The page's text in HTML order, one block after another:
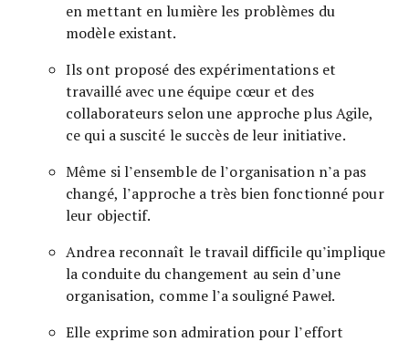
en mettant en lumière les problèmes du
modèle existant.
Ils ont proposé des expérimentations et
travaillé avec une équipe cœur et des
collaborateurs selon une approche plus Agile,
ce qui a suscité le succès de leur initiative.
Même si l’ensemble de l’organisation n’a pas
changé, l’approche a très bien fonctionné pour
leur objectif.
Andrea reconnaît le travail difficile qu’implique
la conduite du changement au sein d’une
organisation, comme l’a souligné Paweł.
Elle exprime son admiration pour l’effort